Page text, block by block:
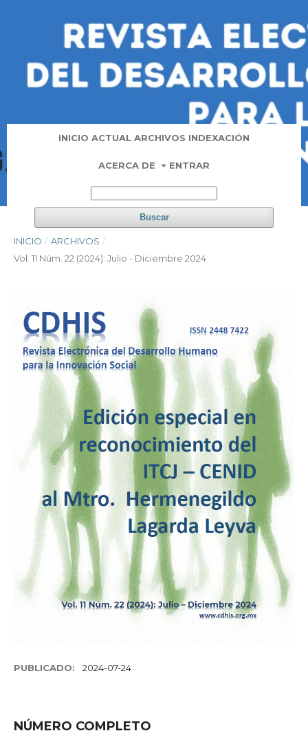
INICIO ACTUAL ARCHIVOS INDEXACIÓN
ACERCA DE ENTRAR
Buscar
INICIO / ARCHIVOS /
Vol. 11 Núm. 22 (2024): Julio - Diciembre 2024
PUBLICADO: 2024-07-24
NÚMERO COMPLETO